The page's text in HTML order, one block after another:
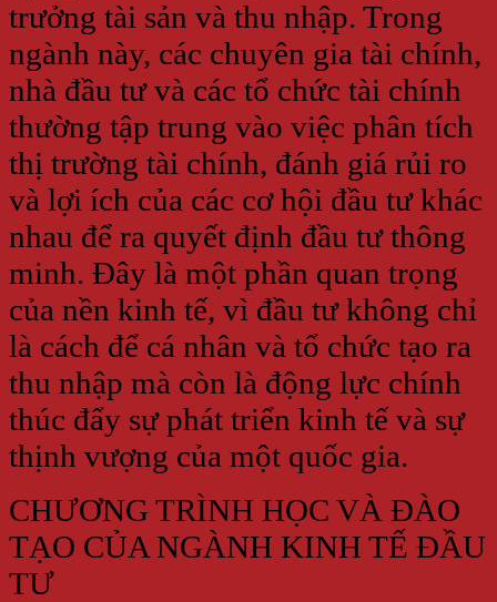
trưởng tài sản và thu nhập. Trong
ngành này, các chuyên gia tài chính,
nhà đầu tư và các tổ chức tài chính
thường tập trung vào việc phân tích
thị trường tài chính, đánh giá rủi ro
và lợi ích của các cơ hội đầu tư khác
nhau để ra quyết định đầu tư thông
minh. Đây là một phần quan trọng
của nền kinh tế, vì đầu tư không chỉ
là cách để cá nhân và tổ chức tạo ra
thu nhập mà còn là động lực chính
thúc đẩy sự phát triển kinh tế và sự
thịnh vượng của một quốc gia.
CHƯƠNG TRÌNH HỌC VÀ ĐÀO
TẠO CỦA NGÀNH KINH TẾ ĐẦU
TƯ